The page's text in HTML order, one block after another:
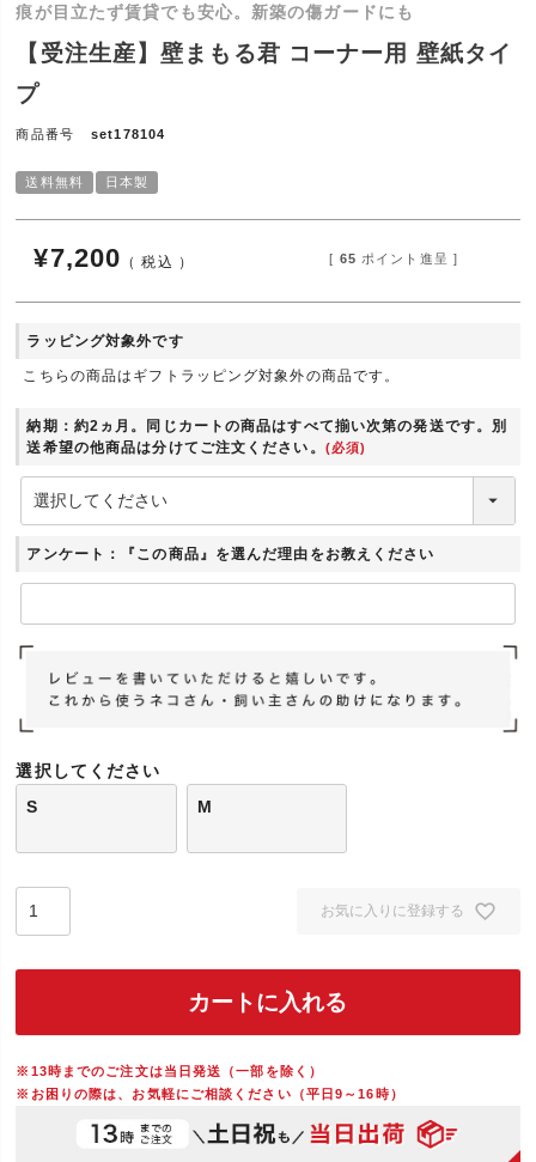
痕が目立たず賃貸でも安心。新築の傷ガードにも
【受注生産】壁まもる君 コーナー用 壁紙タイ
プ
商品番号 set178104
送料無料 日本製
¥7,200 税込 [ 65 ポイント進呈 ]
ラッピング対象外です
こちらの商品はギフトラッピング対象外の商品です。
納期：約2ヵ月。同じカートの商品はすべて揃い次第の発送です。別
送希望の他商品は分けてご注文ください。
(必須)
アンケート：『この商品』を選んだ理由をお教えください
選択してください
S
M
お気に入りに登録する
カートに入れる
※13時までのご注文は当日発送（一部を除く）
※お困りの際は、お気軽にご相談ください（平日9～16時）